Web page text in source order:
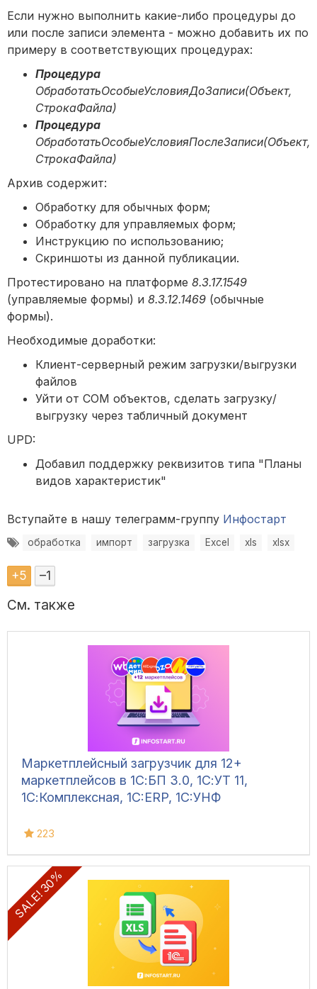
Если нужно выполнить какие-либо процедуры до
или после записи элемента - можно добавить их по
примеру в соответствующих процедурах:
Процедура
ОбработатьОсобыеУсловияДоЗаписи(Объект,
СтрокаФайла)
Процедура
ОбработатьОсобыеУсловияПослеЗаписи(Объект,
СтрокаФайла)
Архив содержит:
Обработку для обычных форм;
Обработку для управляемых форм;
Инструкцию по использованию;
Скриншоты из данной публикации.
Протестировано на платформе 8.3.17.1549
(управляемые формы) и 8.3.12.1469 (обычные
формы).
Необходимые доработки:
Клиент-серверный режим загрузки/выгрузки
файлов
Уйти от COM объектов, сделать загрузку/
выгрузку через табличный документ
UPD:
Добавил поддержку реквизитов типа "Планы
видов характеристик"
Вступайте в нашу телеграмм-группу Инфостарт
обработка импорт загрузка Excel xls xlsx
+5 –1
См. также
Маркетплейсный загрузчик для 12+
маркетплейсов в 1С:БП 3.0, 1С:УТ 11,
1С:Комплексная, 1C:ERP, 1C:УНФ
223
SALE! 30%